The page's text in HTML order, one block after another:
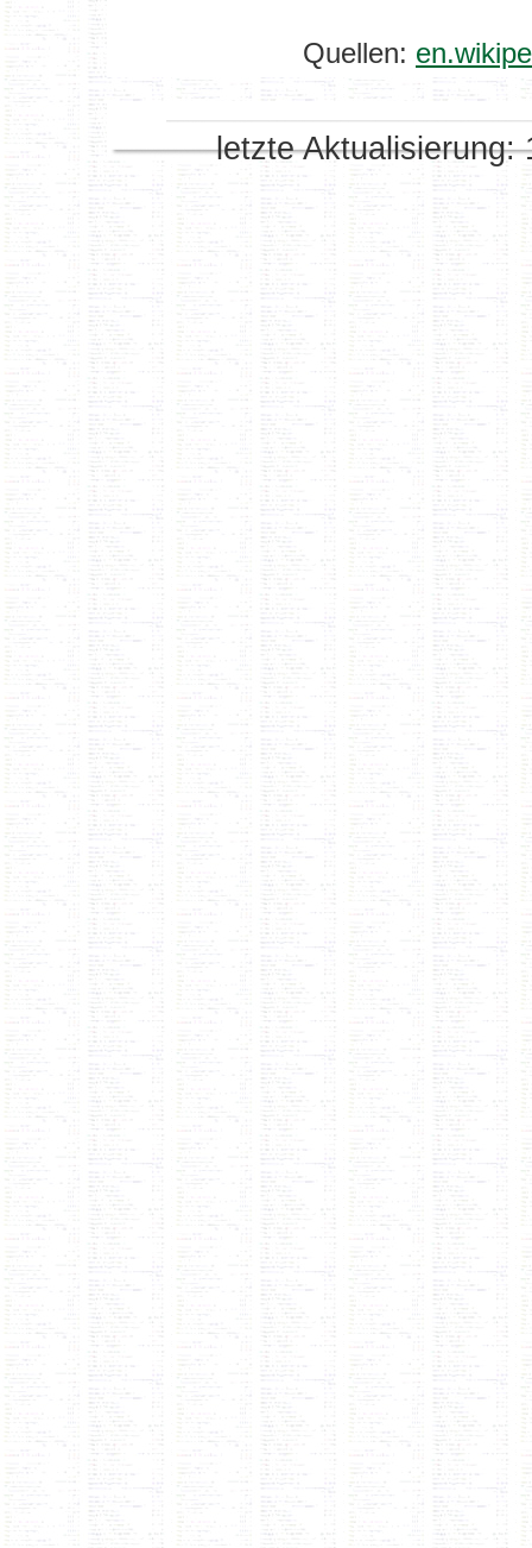
Quellen:
letzte Aktualisierung: